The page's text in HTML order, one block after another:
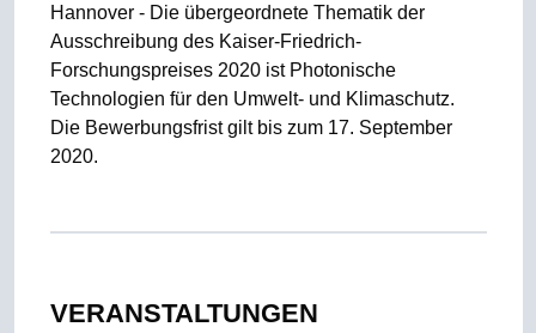
Hannover - Die übergeordnete Thematik der
Ausschreibung des Kaiser-Friedrich-
Forschungspreises 2020 ist Photonische
Technologien für den Umwelt- und Klimaschutz.
Die Bewerbungsfrist gilt bis zum 17. September
2020.
VERANSTALTUNGEN